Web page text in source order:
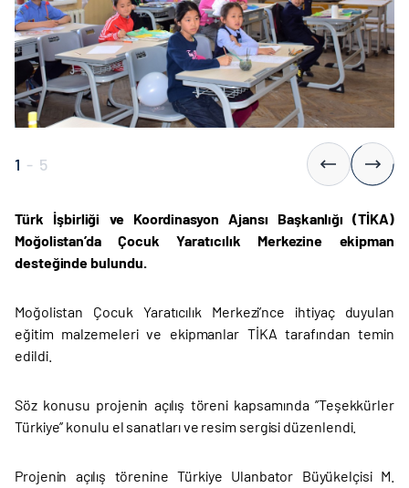
1 - 5
Türk İşbirliği ve Koordinasyon Ajansı Başkanlığı (TİKA)
Moğolistan’da Çocuk Yaratıcılık Merkezine ekipman
desteğinde bulundu.
Moğolistan Çocuk Yaratıcılık Merkezi’nce ihtiyaç duyulan
eğitim malzemeleri ve ekipmanlar TİKA tarafından temin
edildi.
Söz konusu projenin açılış töreni kapsamında ’’Teşekkürler
Türkiye’’ konulu el sanatları ve resim sergisi düzenlendi.
Projenin açılış törenine Türkiye Ulanbator Büyükelçisi M.